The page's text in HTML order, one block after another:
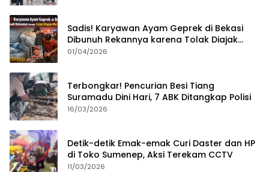
Sadis! Karyawan Ayam Geprek di Bekasi
Dibunuh Rekannya karena Tolak Diajak
Merampok Majikan
01/04/2026
Terbongkar! Pencurian Besi Tiang
Suramadu Dini Hari, 7 ABK Ditangkap Polisi
16/03/2026
Detik-detik Emak-emak Curi Daster dan HP
di Toko Sumenep, Aksi Terekam CCTV
11/03/2026